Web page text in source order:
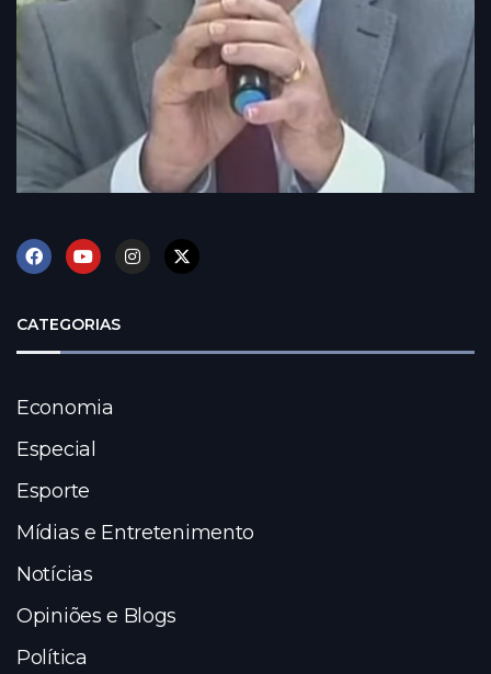
CATEGORIAS
Economia
Especial
Esporte
Mídias e Entretenimento
Notícias
Opiniões e Blogs
Política